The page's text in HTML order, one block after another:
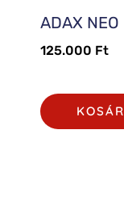
ADAX
125.000 Ft